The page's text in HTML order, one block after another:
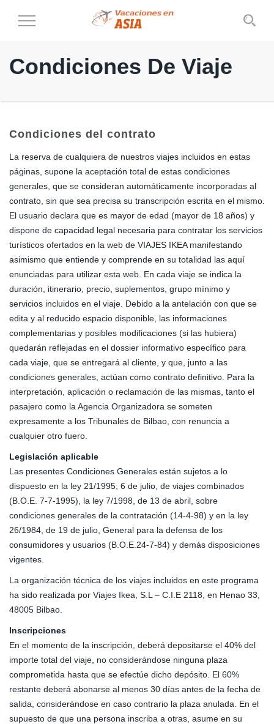
Cambiar
de
Condiciones De Viaje
Condiciones del contrato
La reserva de cualquiera de nuestros viajes incluidos en estas
páginas, supone la aceptación total de estas condiciones
generales, que se consideran automáticamente incorporadas al
contrato, sin que sea precisa su transcripción escrita en el mismo.
El usuario declara que es mayor de edad (mayor de 18 años) y
dispone de capacidad legal necesaria para contratar los servicios
turísticos ofertados en la web de VIAJES IKEA manifestando
asimismo que entiende y comprende en su totalidad las aquí
enunciadas para utilizar esta web. En cada viaje se indica la
duración, itinerario, precio, suplementos, grupo mínimo y
servicios incluidos en el viaje. Debido a la antelación con que se
edita y al reducido espacio disponible, las informaciones
complementarias y posibles modificaciones (si las hubiera)
quedarán reflejadas en el dossier informativo específico para
cada viaje, que se entregará al cliente, y que, junto a las
condiciones generales, actúan como contrato definitivo. Para la
interpretación, aplicación o reclamación de las mismas, tanto el
pasajero como la Agencia Organizadora se someten
expresamente a los Tribunales de Bilbao, con renuncia a
cualquier otro fuero.
Legislación aplicable
Las presentes Condiciones Generales están sujetos a lo
dispuesto en la ley 21/1995, 6 de julio, de viajes combinados
(B.O.E. 7-7-1995), la ley 7/1998, de 13 de abril, sobre
condiciones generales de la contratación (14-4-98) y en la ley
26/1984, de 19 de julio, General para la defensa de los
consumidores y usuarios (B.O.E.24-7-84) y demás disposiciones
vigentes.
La organización técnica de los viajes incluidos en este programa
ha sido realizada por Viajes Ikea, S.L – C.I.E 2118, en Henao 33,
48005 Bilbao.
Inscripciones
En el momento de la inscripción, deberá depositarse el 40% del
importe total del viaje, no considerándose ninguna plaza
comprometida hasta que se efectúe dicho depósito. El 60%
restante deberá abonarse al menos 30 días antes de la fecha de
salida, considerándose en caso contrario la plaza anulada. En el
supuesto de que una persona inscriba a otras, asume en su